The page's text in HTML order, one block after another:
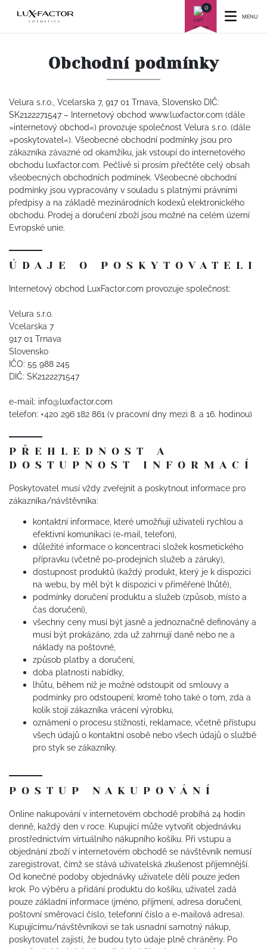
0
MENU
Obchodní podmínky
Velura s.r.o., Vcelarska 7, 917 01 Trnava, Slovensko DIČ:
SK2122271547 – Internetový obchod www.luxfactor.com (dále
»internetový obchod«) provozuje společnost Velura s.r.o. (dále
»poskytovatel«). Všeobecné obchodní podmínky jsou pro
zákazníka závazné od okamžiku, jak vstoupí do internetového
obchodu luxfactor.com. Pečlivě si prosím přečtěte celý obsah
všeobecných obchodních podmínek. Všeobecné obchodní
podmínky jsou vypracovány v souladu s platnými právními
předpisy a na základě mezinárodních kodexů elektronického
obchodu. Prodej a doručení zboží jsou možné na celém území
Evropské unie.
ÚDAJE O POSKYTOVATELI
Internetový obchod LuxFactor.com provozuje společnost:
Velura s.r.o.
Vcelarska 7
917 01 Trnava
Slovensko
IČO: 55 988 245
DIČ: SK2122271547
e-mail: info@luxfactor.com
telefon: +420 296 182 861 (v pracovní dny mezi 8. a 16. hodinou)
PŘEHLEDNOST A
DOSTUPNOST INFORMACÍ
Poskytovatel musí vždy zveřejnit a poskytnout informace pro
zákazníka/návštěvníka:
kontaktní informace, které umožňují uživateli rychlou a
efektivní komunikaci (e-mail, telefon),
důležité informace o koncentraci složek kosmetického
přípravku (včetně po-prodejních služeb a záruky),
dostupnost produktů (každý produkt, který je k dispozici
na webu, by měl být k dispozici v přiměřené lhůtě),
podmínky doručení produktu a služeb (způsob, místo a
čas doručení),
všechny ceny musí být jasně a jednoznačně definovány a
musí být prokázáno, zda už zahrnují daně nebo ne a
náklady na poštovné,
způsob platby a doručení,
doba platnosti nabídky,
lhůtu, během níž je možné odstoupit od smlouvy a
podmínky pro odstoupení; kromě toho také o tom, zda a
kolik stojí zákazníka vrácení výrobku,
oznámení o procesu stížnosti, reklamace, včetně přístupu
všech údajů o kontaktní osobě nebo všech údajů o službě
pro styk se zákazníky.
POSTUP NAKUPOVÁNÍ
Online nakupování v internetovém obchodě probíhá 24 hodin
denně, každý den v roce. Kupující může vytvořit objednávku
prostřednictvím virtuálního nákupního košíku. Při vstupu a
objednání zboží v internetovém obchodě se návštěvník nemusí
zaregistrovat, čímž se stává uživatelská zkušenost příjemnější.
Od konečné podoby objednávky uživatele dělí pouze jeden
krok. Po výběru a přidání produktu do košíku, uživatel zadá
pouze základní informace (jméno, příjmení, adresa doručení,
poštovní směrovací číslo, telefonní číslo a e-mailová adresa).
Kupujícímu/návštěvníkovi se tak usnadní samotný nákup,
poskytovatel zajistí, že budou tyto údaje plně chráněny. Po